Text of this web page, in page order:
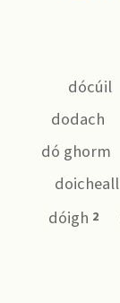
dócúil
dodach
dó ghorm
doicheall
dóigh 2